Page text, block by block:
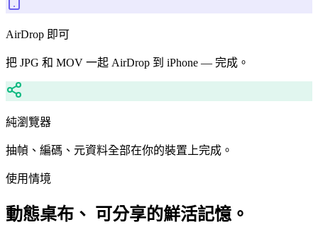
AirDrop 即可
把 JPG 和 MOV 一起 AirDrop 到 iPhone — 完成。
純瀏覽器
抽幀、編碼、元資料全部在你的裝置上完成。
使用情境
動態桌布、 可分享的鮮活記憶。